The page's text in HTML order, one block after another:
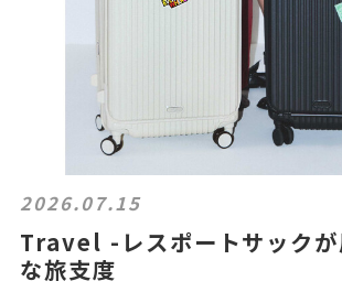
2026.07.15
Travel -レスポートサックが
な旅支度